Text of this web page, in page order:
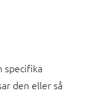
specifika
den eller så